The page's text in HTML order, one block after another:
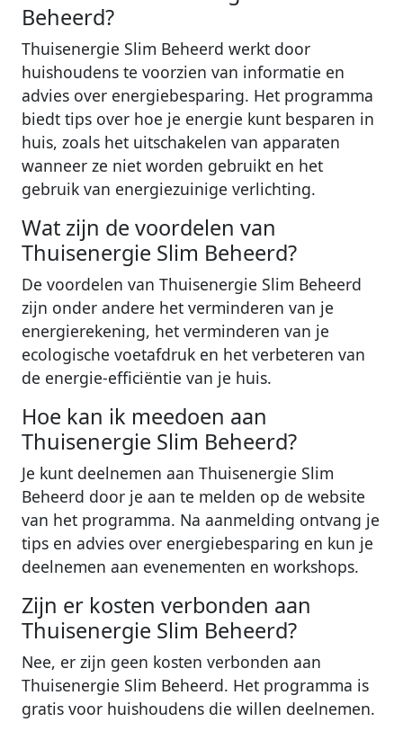
Beheerd?
Thuisenergie Slim Beheerd werkt door
huishoudens te voorzien van informatie en
advies over energiebesparing. Het programma
biedt tips over hoe je energie kunt besparen in
huis, zoals het uitschakelen van apparaten
wanneer ze niet worden gebruikt en het
gebruik van energiezuinige verlichting.
Wat zijn de voordelen van
Thuisenergie Slim Beheerd?
De voordelen van Thuisenergie Slim Beheerd
zijn onder andere het verminderen van je
energierekening, het verminderen van je
ecologische voetafdruk en het verbeteren van
de energie-efficiëntie van je huis.
Hoe kan ik meedoen aan
Thuisenergie Slim Beheerd?
Je kunt deelnemen aan Thuisenergie Slim
Beheerd door je aan te melden op de website
van het programma. Na aanmelding ontvang je
tips en advies over energiebesparing en kun je
deelnemen aan evenementen en workshops.
Zijn er kosten verbonden aan
Thuisenergie Slim Beheerd?
Nee, er zijn geen kosten verbonden aan
Thuisenergie Slim Beheerd. Het programma is
gratis voor huishoudens die willen deelnemen.